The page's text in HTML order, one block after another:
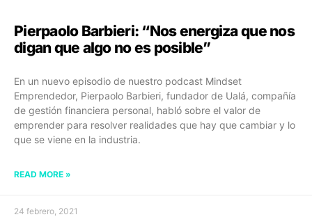
Pierpaolo Barbieri: “Nos energiza que nos
digan que algo no es posible”
En un nuevo episodio de nuestro podcast Mindset
Emprendedor, Pierpaolo Barbieri, fundador de Ualá, compañía
de gestión financiera personal, habló sobre el valor de
emprender para resolver realidades que hay que cambiar y lo
que se viene en la industria.
READ MORE »
24 febrero, 2021